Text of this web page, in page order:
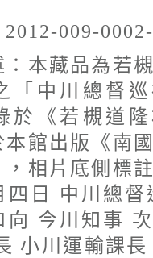
2012-009-
本藏品為若
「中川總督巡
於《若槻道隆
本館出版《南
，相片底側標
四日 中川總督
向 今川知事
小川運輸課長